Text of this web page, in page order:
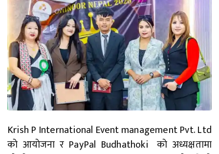
Krish P International Event management Pvt. Ltd
काे आयाेजना र PayPal Budhathoki काे अध्यक्षतामा